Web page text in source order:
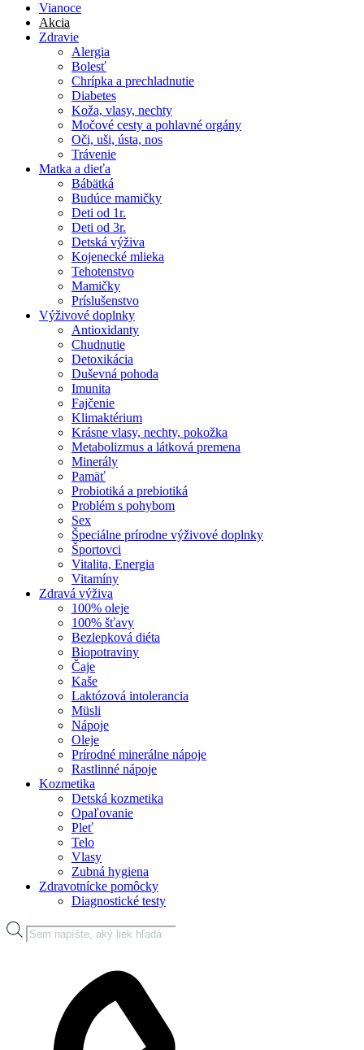
Vianoce
Akcia
Zdravie
Alergia
Bolesť
Chrípka a prechladnutie
Diabetes
Koža, vlasy, nechty
Močové cesty a pohlavné orgány
Oči, uši, ústa, nos
Trávenie
Matka a dieťa
Bábätká
Budúce mamičky
Deti od 1r.
Deti od 3r.
Detská výživa
Kojenecké mlieka
Tehotenstvo
Mamičky
Príslušenstvo
Výživové doplnky
Antioxidanty
Chudnutie
Detoxikácia
Duševná pohoda
Imunita
Fajčenie
Klimaktérium
Krásne vlasy, nechty, pokožka
Metabolizmus a látková premena
Minerály
Pamäť
Probiotiká a prebiotiká
Problém s pohybom
Sex
Špeciálne prírodne výživové doplnky
Športovci
Vitalita, Energia
Vitamíny
Zdravá výživa
100% oleje
100% šťavy
Bezlepková diéta
Biopotraviny
Čaje
Kaše
Laktózová intolerancia
Müsli
Nápoje
Oleje
Prírodné minerálne nápoje
Rastlinné nápoje
Kozmetika
Detská kozmetika
Opaľovanie
Pleť
Telo
Vlasy
Zubná hygiena
Zdravotnícke pomôcky
Diagnostické testy
Products
search